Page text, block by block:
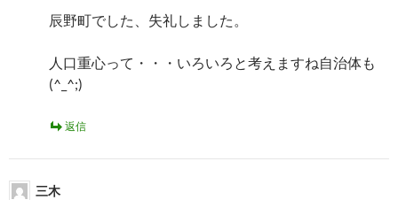
辰野町でした、失礼しました。
人口重心って・・・いろいろと考えますね自治体も
(^_^;)
返信
三木